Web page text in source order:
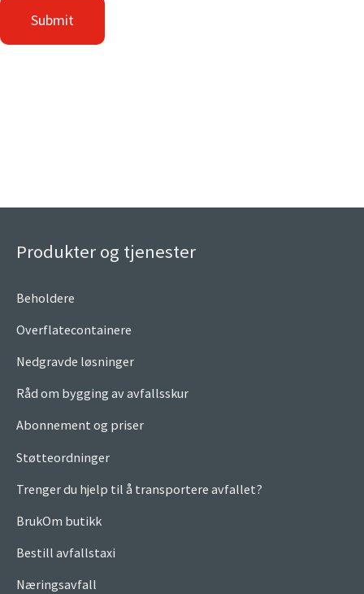
Produkter og tjenester
Beholdere
Overflatecontainere
Nedgravde løsninger
Råd om bygging av avfallsskur
Abonnement og priser
Støtteordninger
Trenger du hjelp til å transportere avfallet?
BrukOm butikk
Bestill avfallstaxi
Næringsavfall